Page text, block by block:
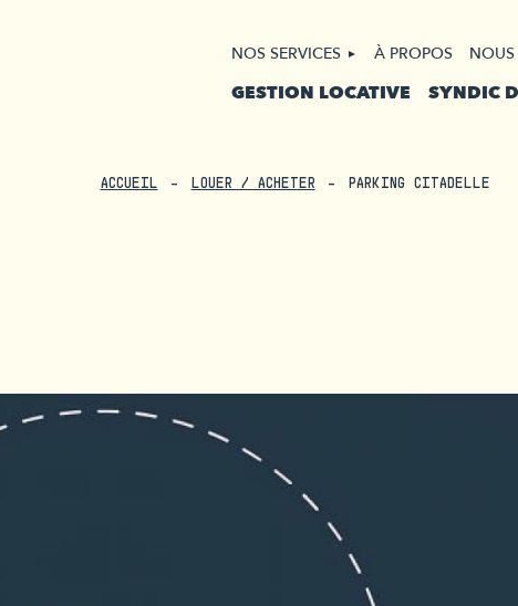
NOS SERVICES À PROPOS
GESTION LOCATIVE SYNDIC
ACCUEIL LOUER / ACHETER PARKING CITADELLE